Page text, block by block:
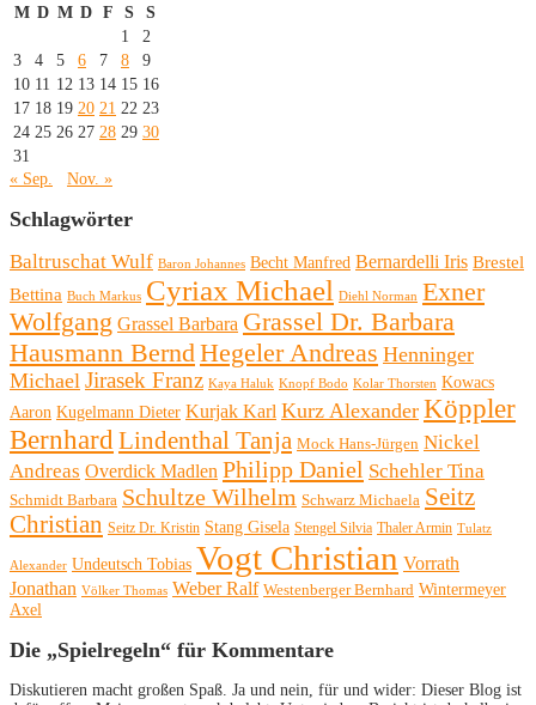
M D M D F S
S
1
2
3
4 5 6 7 8
9
10 11 12 13 14 15 16
17 18 19 20 21 22 23
24 25 26 27 28 29 30
31
« Sep.
Nov. »
Schlagwörter
Baltruschat Wulf Baron Johannes Becht Manfred Bernardelli Iris Brestel
Bettina Buch Markus Cyriax Michael Diehl Norman Exner
Wolfgang Grassel Barbara Grassel Dr. Barbara
Hausmann Bernd Hegeler Andreas Henninger
Michael Jirasek Franz Kaya Haluk Knopf Bodo Kolar Thorsten Kowacs
Aaron Kugelmann Dieter Kurjak Karl Kurz Alexander Köppler
Bernhard Lindenthal Tanja Mock Hans-Jürgen Nickel
Andreas Overdick Madlen Philipp Daniel Schehler Tina
Schmidt Barbara Schultze Wilhelm Schwarz Michaela Seitz
Christian Seitz Dr. Kristin Stang Gisela Stengel Silvia Thaler Armin Tulatz
Alexander Undeutsch Tobias Vogt Christian Vorrath
Jonathan Völker Thomas Weber Ralf Westenberger Bernhard Wintermeyer
Axel
Die „Spielregeln“ für Kommentare
Diskutieren macht großen Spaß. Ja und nein, für und wider: Dieser Blog ist